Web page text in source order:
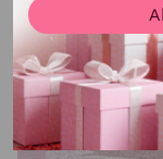
Cheveux
Bandes
Couleur de
dentelle